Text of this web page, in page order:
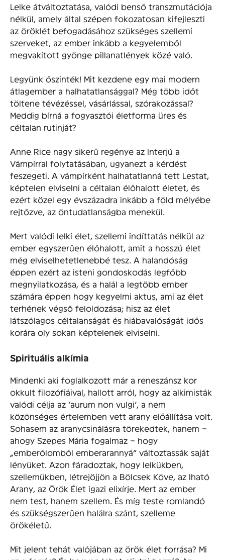
Lelke átváltoztatása, valódi benső transzmutációja
nélkül, amely által szépen fokozatosan kifejleszti
az öröklét befogadásához szükséges szellemi
szerveket, az ember inkább a kegyelemből
megvakított gyönge pillanatlények közé való.
Legyünk őszinték! Mit kezdene egy mai modern
átlagember a halhatatlansággal? Még több időt
töltene tévézéssel, vásárlással, szórakozással?
Meddig bírná a fogyasztói életforma üres és
céltalan rutinját?
Anne Rice nagy sikerű regénye az Interjú a
Vámpírral folytatásában, ugyanezt a kérdést
feszegeti. A vámpírként halhatatlanná tett Lestat,
képtelen elviselni a céltalan élőhalott életet, és
ezért közel egy évszázadra inkább a föld mélyébe
rejtőzve, az öntudatlanságba menekül.
Mert valódi lelki élet, szellemi indíttatás nélkül az
ember egyszerűen élőhalott, amit a hosszú élet
még elviselhetetlenebbé tesz. A halandóság
éppen ezért az isteni gondoskodás legfőbb
megnyilatkozása, és a halál a legtöbb ember
számára éppen hogy kegyelmi aktus, ami az élet
terhének végső feloldozása; hisz az élet
látszólagos céltalanságát és hiábavalóságát idős
korára oly sokan képtelenek elviselni.
Spirituális alkímia
Mindenki aki foglalkozott már a reneszánsz kor
okkult filozófiáival, hallott arról, hogy az alkimisták
valódi célja az ’aurum non vulgi’, a nem
közönséges értelemben vett arany előállítása volt.
Sohasem az aranycsinálásra törekedtek, hanem –
ahogy Szepes Mária fogalmaz – hogy
„emberólomból emberarannyá” változtassák saját
lényüket. Azon fáradoztak, hogy lelkükben,
szellemükben, létrejöjjön a Bölcsek Köve, az Iható
Arany, az Örök Élet igazi elixírje. Mert az ember
nem test, hanem szellem. És míg teste romlandó
és szükségszerűen halálra szánt, szelleme
örökéletű.
Mit jelent tehát valójában az örök élet forrása? Mi